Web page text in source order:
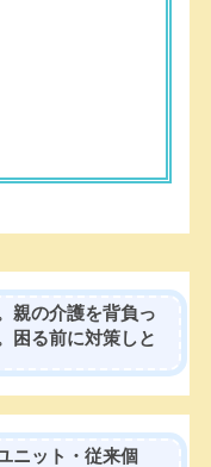
親の介護を背負っ
困る前に対策しと
ニット・従来個